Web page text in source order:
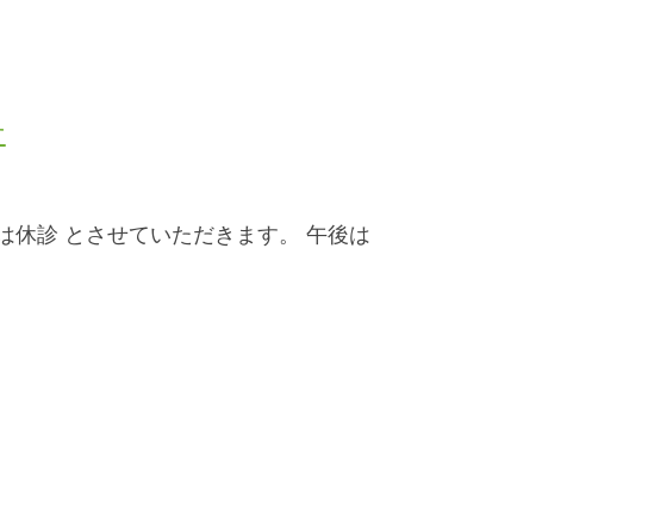
休診 とさせていただきます。 午後は